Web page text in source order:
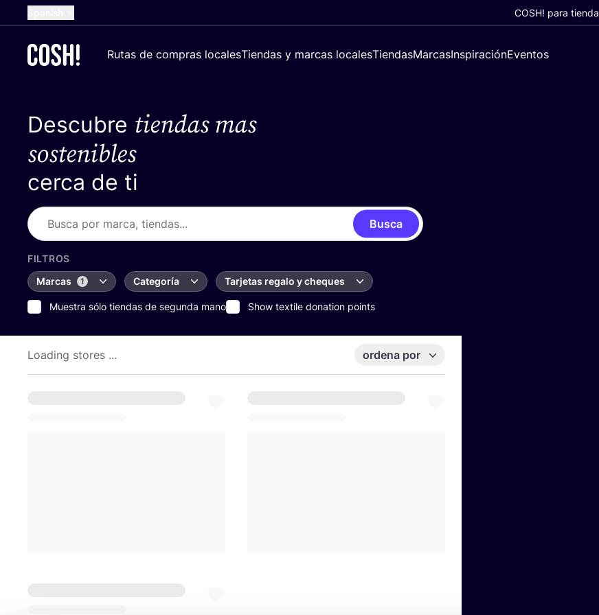
Dutch
German
COSH! para
Rutas de compras localesTiendas y marcas localesTiendasMarcasInspiraciónEventos
Descubre tiendas mas
sostenibles
cerca de ti
Busca
FILTROS
Marcas
1 Categoría Tarjetas regalo y cheques
Muestra sólo tiendas de segunda mano Show textile donation points
Loading stores ... ordena por